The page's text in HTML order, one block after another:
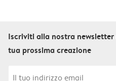
Iscriviti alla nostra
tua prossima creazione